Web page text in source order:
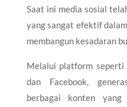
Saat ini media sosial
yang sangat efektif
membangun kesadaran
Melalui platform seperti
dan Facebook,
berbagai konten yang